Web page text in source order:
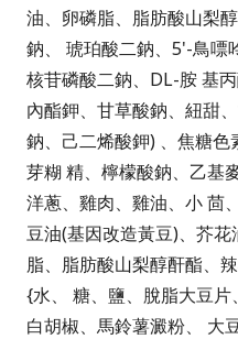
油、卵磷脂、脂肪酸山梨
鈉、 琥珀酸二鈉、5'-鳥嘌
核苷磷酸二鈉、DL-胺 基
內酯鉀、甘草酸鈉、紐甜
鈉、己二烯酸鉀) 、焦糖
芽糊 精、檸檬酸鈉、乙基
洋蔥、雞肉、雞油、小 茴
豆油(基因改造黃豆)、芥
脂、脂肪酸山梨醇酐酯、
{水、 糖、鹽、脫脂大豆片
白胡椒、馬鈴薯澱粉、 大